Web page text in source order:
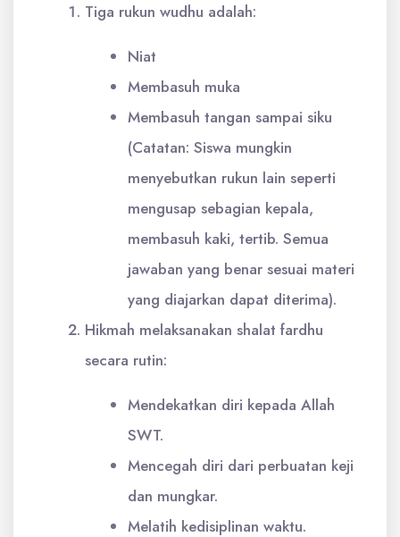
Tiga rukun wudhu adalah:
Niat
Membasuh muka
Membasuh tangan sampai siku
(Catatan: Siswa mungkin
menyebutkan rukun lain seperti
mengusap sebagian kepala,
membasuh kaki, tertib. Semua
jawaban yang benar sesuai materi
yang diajarkan dapat diterima).
Hikmah melaksanakan shalat fardhu
secara rutin:
Mendekatkan diri kepada Allah
SWT.
Mencegah diri dari perbuatan keji
dan mungkar.
Melatih kedisiplinan waktu.